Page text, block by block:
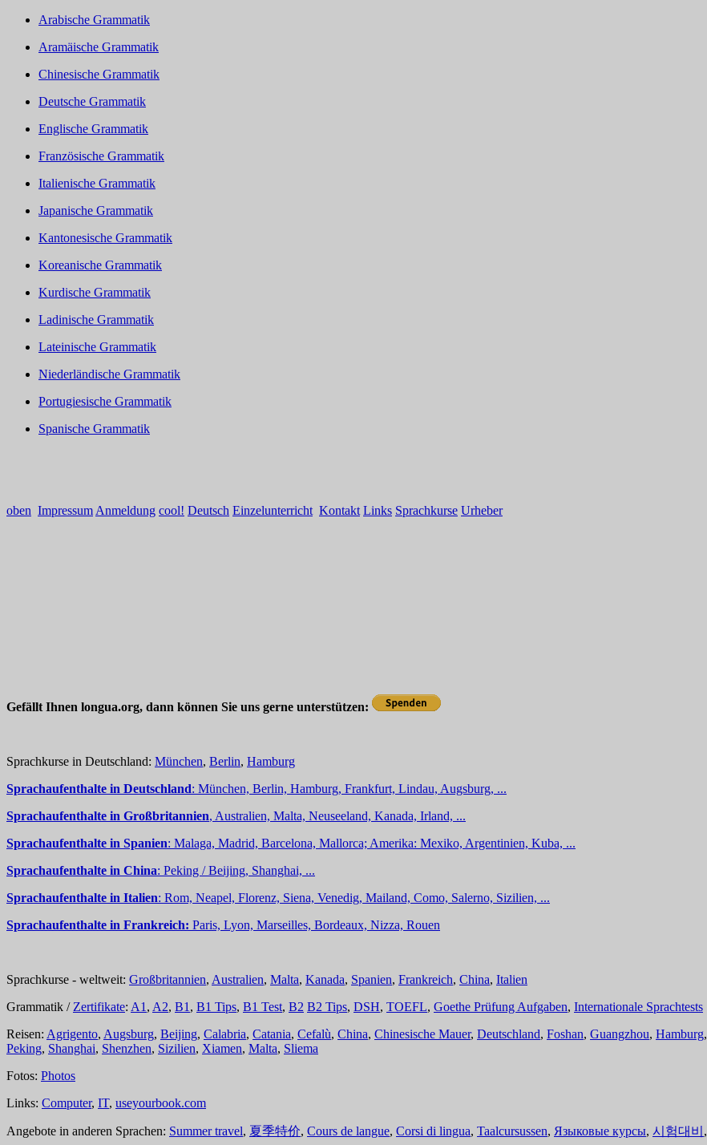
Arabische Grammatik
Aramäische Grammatik
Chinesische Grammatik
Deutsche Grammatik
Englische Grammatik
Französische Grammatik
Italienische Grammatik
Japanische Grammatik
Kantonesische Grammatik
Koreanische Grammatik
Kurdische Grammatik
Ladinische Grammatik
Lateinische Grammatik
Niederländische Grammatik
Portugiesische Grammatik
Spanische Grammatik
oben Impressum Anmeldung cool! Deutsch Einzelunterricht Kontakt Links Sprachkurse Urheber
Gefällt Ihnen longua.org, dann können Sie uns gerne unterstützen:
Sprachkurse in Deutschland: München, Berlin, Hamburg
Sprachaufenthalte in Deutschland: München, Berlin, Hamburg, Frankfurt, Lindau, Augsburg, ...
Sprachaufenthalte in Großbritannien, Australien, Malta, Neuseeland, Kanada, Irland, ...
Sprachaufenthalte in Spanien: Malaga, Madrid, Barcelona, Mallorca; Amerika: Mexiko, Argentinien, Kuba, ...
Sprachaufenthalte in China: Peking / Beijing, Shanghai, ...
Sprachaufenthalte in Italien: Rom, Neapel, Florenz, Siena, Venedig, Mailand, Como, Salerno, Sizilien, ...
Sprachaufenthalte in Frankreich: Paris, Lyon, Marseilles, Bordeaux, Nizza, Rouen
Sprachkurse - weltweit: Großbritannien, Australien, Malta, Kanada, Spanien, Frankreich, China, Italien
Grammatik / Zertifikate: A1 , A2, B1 , B1 Tips, B1 Test, B2 B2 Tips, DSH, TOEFL, Goethe Prüfung Aufgaben, Internationale Sprachtests
Reisen: Agrigento, Augsburg, Beijing, Calabria, Catania, Cefalù, China, Chinesische Mauer, Deutschland, Foshan, Guangzhou, Hamburg,
Peking, Shanghai, Shenzhen, Sizilien, Xiamen, Malta, Sliema
Fotos: Photos
Links: Computer, IT, useyourbook.com
Angebote in anderen Sprachen: Summer travel, 夏季特价, Cours de langue, Corsi di lingua, Taalcursussen, Языковые курсы, 시험대비 ,